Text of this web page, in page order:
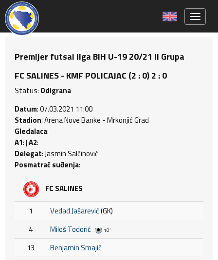
Premijer futsal liga BiH U-19 20/21 II Grupa
FC SALINES - KMF POLICAJAC (2 : 0) 2 : 0
Status: Odigrana
Datum: 07.03.2021 11:00
Stadion: Arena Nove Banke - Mrkonjić Grad
Gledalaca:
A1: |A2:
Delegat: Jasmin Salčinović
Posmatrač suđenja:
FC SALINES
1 Vedad Jašarević(GK)
4
Miloš Todorić 10'
13
Benjamin Smajić